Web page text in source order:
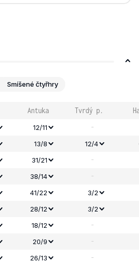
Smíšené čtyřhry
Antuka Tvrdý p.
12/11 -
13/8 12/4
31/21 -
38/14 -
41/22
3/2
28/12
3/2
18/12 -
20/9 -
26/13 -